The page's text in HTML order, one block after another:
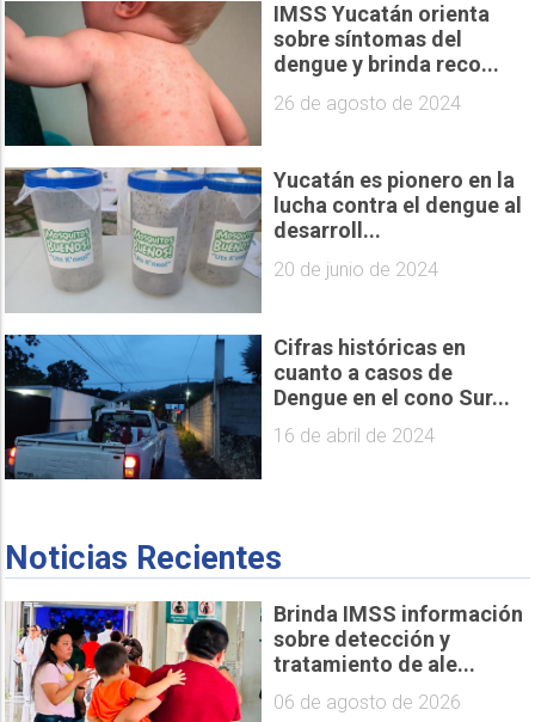
IMSS Yucatán orienta
sobre síntomas del
dengue y brinda reco...
26 de agosto de 2024
Yucatán es pionero en la
lucha contra el dengue al
desarroll...
20 de junio de 2024
Cifras históricas en
cuanto a casos de
Dengue en el cono Sur...
16 de abril de 2024
Noticias Recientes
Brinda IMSS información
sobre detección y
tratamiento de ale...
06 de agosto de 2026